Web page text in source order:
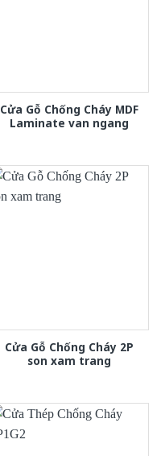
Cửa Gỗ Chống Cháy MDF
Laminate van ngang
Cửa Gỗ Chống Cháy 2P
son xam trang